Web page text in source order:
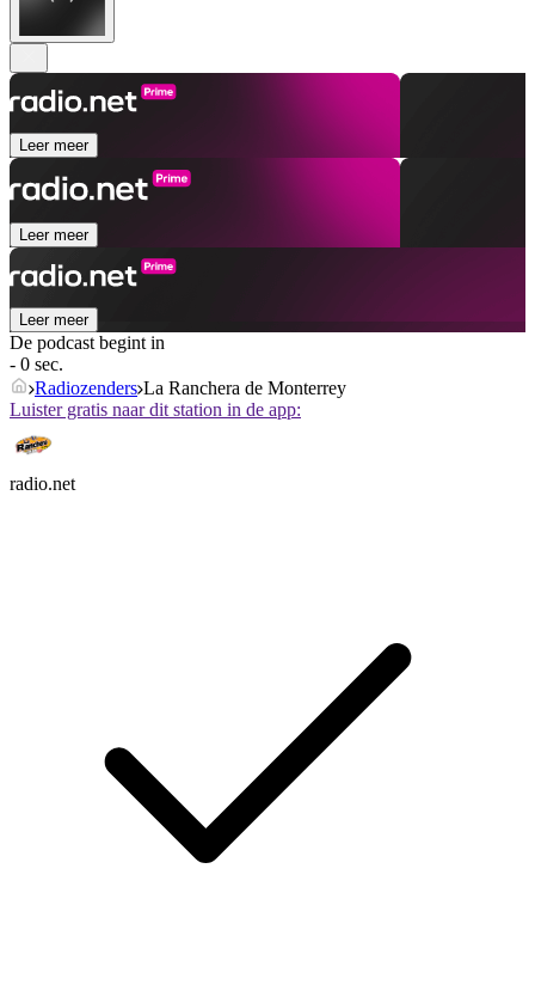
Leer meer
Leer meer
Leer meer
De podcast begint in
- 0 sec.
Radiozenders La Ranchera de Monterrey
Luister gratis naar dit station in de app:
radio.net